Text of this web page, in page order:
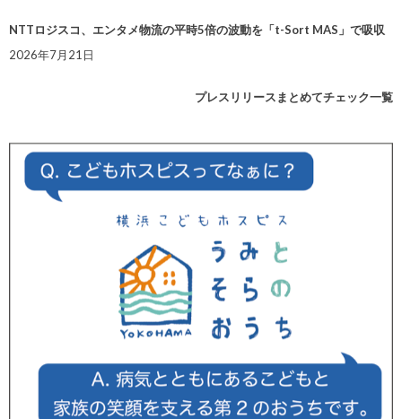
NTTロジスコ、エンタメ物流の平時5倍の波動を「t-Sort MAS」で吸収
2026年7月21日
プレスリリースまとめてチェック一覧